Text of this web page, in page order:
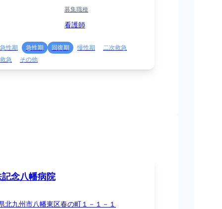
募集職種
看護師
性期 急性期 回復期 慢性期
二次救急
急
その他
念八幡病院
北九州市八幡東区春の町１－１－１